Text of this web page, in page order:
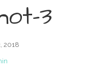
3
2018